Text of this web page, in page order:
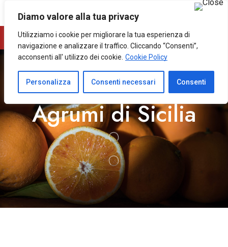
Diamo valore alla tua privacy
Utilizziamo i cookie per migliorare la tua esperienza di
navigazione e analizzare il traffico. Cliccando “Consenti”,
acconsenti all' utilizzo dei cookie. Cookie Policy
Personalizza Consenti necessari Consenti
0
Agrumi di Sicilia